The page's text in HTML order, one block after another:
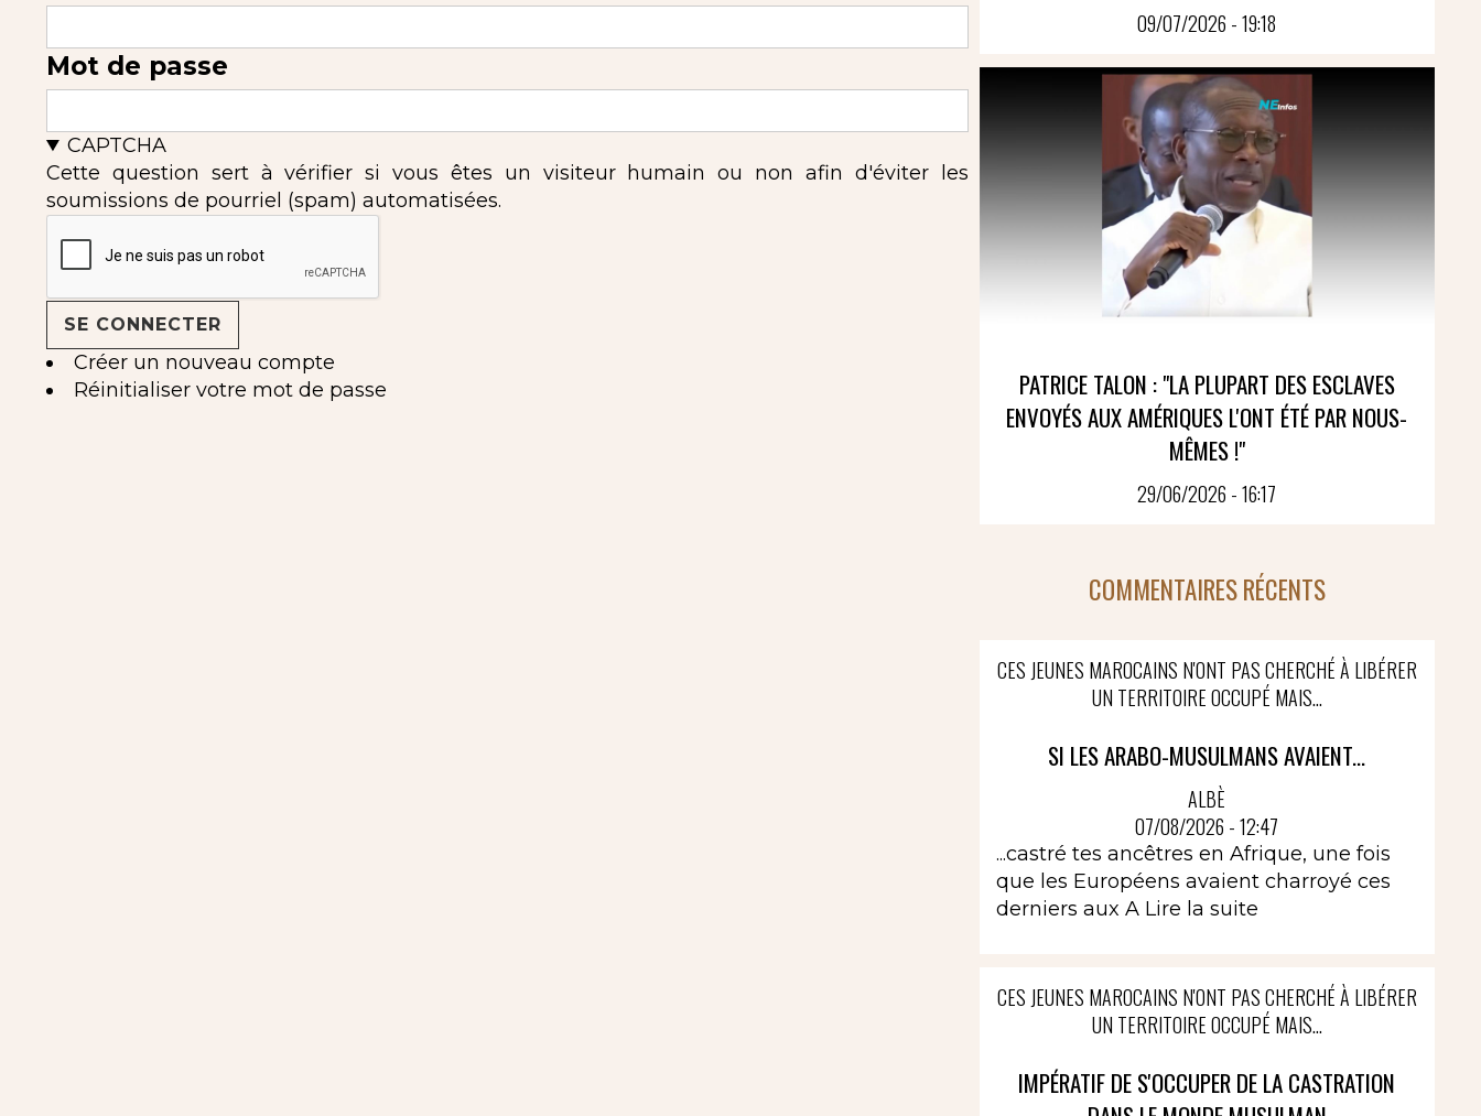
Mot de passe
CAPTCHA
Cette question sert à vérifier si vous êtes un visiteur humain ou non afin d'éviter les
soumissions de pourriel (spam) automatisées.
Créer un nouveau compte
Réinitialiser votre mot de passe
09/07/2026 - 19:18
PATRICE TALON : "LA PLUPART DES ESCLAVES
ENVOYÉS AUX AMÉRIQUES L'ONT ÉTÉ PAR NOUS-
MÊMES !"
29/06/2026 - 16:17
COMMENTAIRES RÉCENTS
CES JEUNES MAROCAINS N'ONT PAS CHERCHÉ À LIBÉRER
UN TERRITOIRE OCCUPÉ MAIS...
SI LES ARABO-MUSULMANS AVAIENT...
ALBÈ
07/08/2026 - 12:47
...castré tes ancêtres en Afrique, une fois
que les Européens avaient charroyé ces
derniers aux A Lire la suite
CES JEUNES MAROCAINS N'ONT PAS CHERCHÉ À LIBÉRER
UN TERRITOIRE OCCUPÉ MAIS...
IMPÉRATIF DE S'OCCUPER DE LA CASTRATION